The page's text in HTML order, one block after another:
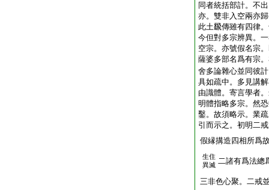
同者統括部計。不
亦。雙非入空兩亦
此土飜傳雖有四律
今但對多宗辨異。
空宗。亦號假名宗
薩婆多部名爲有宗
舍多論雜心並同彼
具如疏中。多見講
由識體。寄言學者
明體指略多宗。然
鑿。故須略示。業
引而示之。初明二
假縁搆造四相所爲
生住
異滅 二諸有爲法總
三非色心聚。二戒